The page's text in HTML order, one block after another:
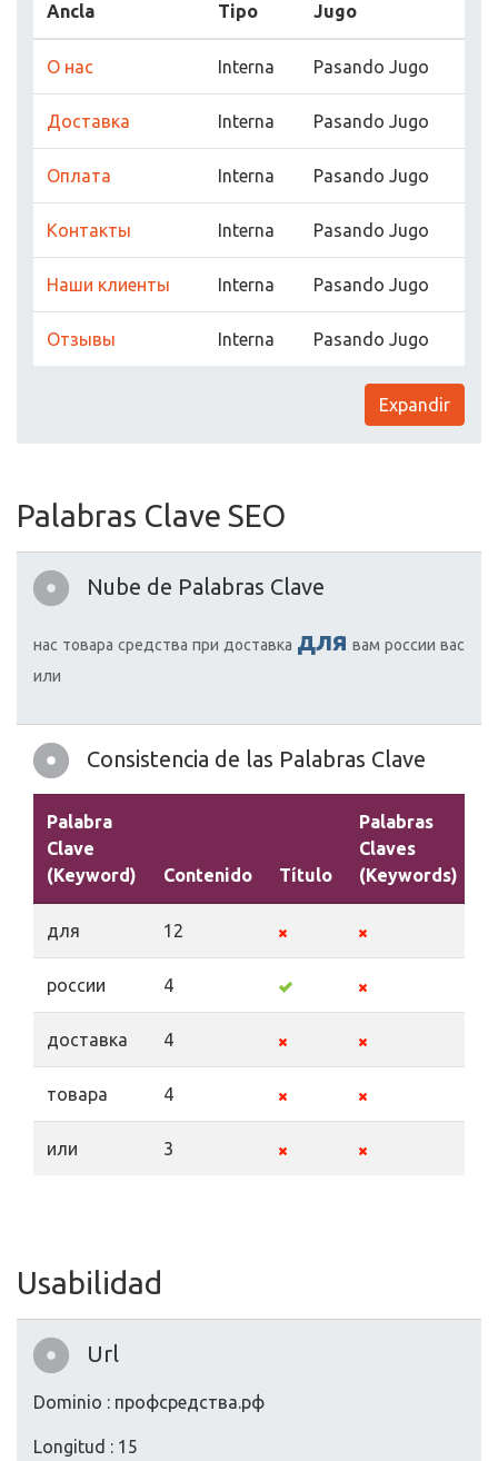
Ancla Tipo Jugo
О нас Interna Pasando Jugo
Доставка Interna Pasando Jugo
Оплата Interna Pasando Jugo
Контакты Interna Pasando Jugo
Наши клиенты Interna Pasando Jugo
Отзывы Interna Pasando Jugo
Expandir
Palabras Clave SEO
Nube de Palabras Clave
нас товара средства при доставка для вам россии вас
или
Consistencia de las Palabras Clave
Palabra
Clave
(Keyword)
Contenido Título
Palabras
Claves
(Keywords)
для 12
россии 4
доставка 4
товара 4
или 3
Usabilidad
Url
Dominio : профсредства.рф
Longitud : 15